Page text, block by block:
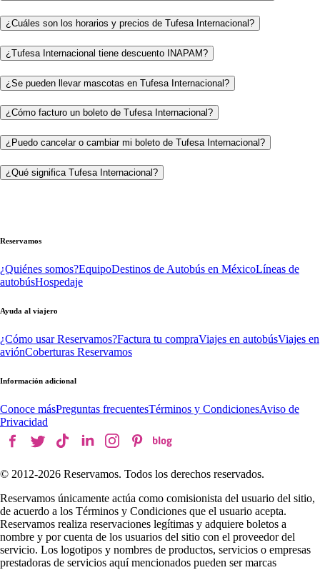
¿Cuáles son los horarios y precios de Tufesa Internacional?
¿Tufesa Internacional tiene descuento INAPAM?
¿Se pueden llevar mascotas en Tufesa Internacional?
¿Cómo facturo un boleto de Tufesa Internacional?
¿Puedo cancelar o cambiar mi boleto de Tufesa Internacional?
¿Qué significa Tufesa Internacional?
Reservamos
¿Quiénes somos?EquipoDestinos de Autobús en MéxicoLíneas de
autobúsHospedaje
Ayuda al viajero
¿Cómo usar Reservamos?Factura tu compraViajes en autobúsViajes en
aviónCoberturas Reservamos
Información adicional
Conoce másPreguntas frecuentesTérminos y CondicionesAviso de
Privacidad
© 2012-2026 Reservamos. Todos los derechos reservados.
Reservamos únicamente actúa como comisionista del usuario del sitio,
de acuerdo a los Términos y Condiciones que el usuario acepta.
Reservamos realiza reservaciones legítimas y adquiere boletos a
nombre y por cuenta de los usuarios del sitio con el proveedor del
servicio. Los logotipos y nombres de productos, servicios o empresas
prestadoras de servicios aquí mencionados pueden ser marcas